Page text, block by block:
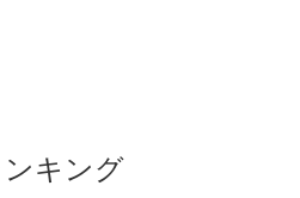
ンキング